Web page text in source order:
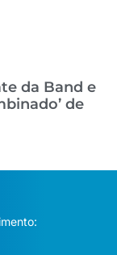
da Band e
de